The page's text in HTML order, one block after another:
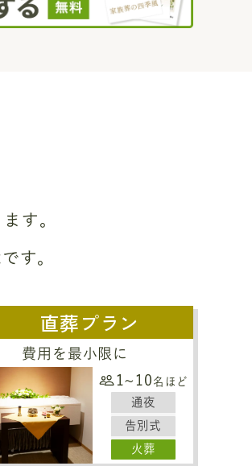
す。
す。
直葬プラン
費用を最小限に
1~10 名ほど
通夜
告別式
火葬